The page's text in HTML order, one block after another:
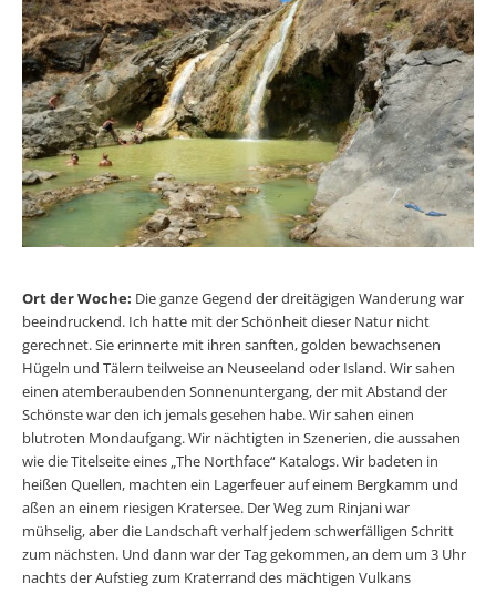
Ort der Woche: Die ganze Gegend der dreitägigen Wanderung war
beeindruckend. Ich hatte mit der Schönheit dieser Natur nicht
gerechnet. Sie erinnerte mit ihren sanften, golden bewachsenen
Hügeln und Tälern teilweise an Neuseeland oder Island. Wir sahen
einen atemberaubenden Sonnenuntergang, der mit Abstand der
Schönste war den ich jemals gesehen habe. Wir sahen einen
blutroten Mondaufgang. Wir nächtigten in Szenerien, die aussahen
wie die Titelseite eines „The Northface“ Katalogs. Wir badeten in
heißen Quellen, machten ein Lagerfeuer auf einem Bergkamm und
aßen an einem riesigen Kratersee. Der Weg zum Rinjani war
mühselig, aber die Landschaft verhalf jedem schwerfälligen Schritt
zum nächsten. Und dann war der Tag gekommen, an dem um 3 Uhr
nachts der Aufstieg zum Kraterrand des mächtigen Vulkans